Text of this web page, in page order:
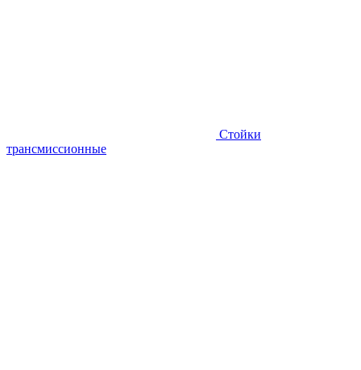
Стойки
трансмиссионные